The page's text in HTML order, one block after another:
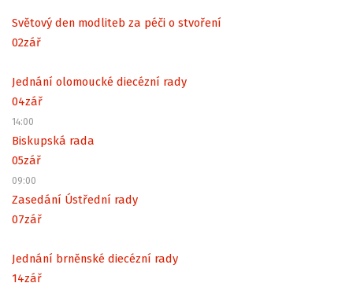
Světový den modliteb za péči o stvoření
02zář
Jednání olomoucké diecézní rady
04zář
14:00
Biskupská rada
05zář
09:00
Zasedání Ústřední rady
07zář
Jednání brněnské diecézní rady
14zář